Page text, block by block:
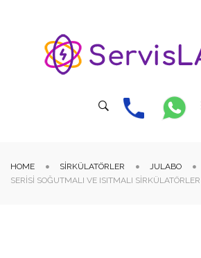
HOME SIRKÜLATÖRLER JULABO
SERISI SOĞUTMALI VE ISITMALI SIRKÜLATÖRLER